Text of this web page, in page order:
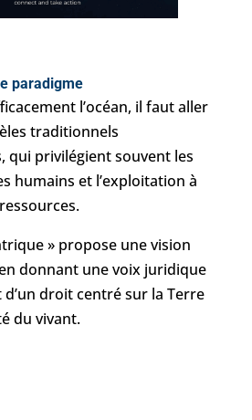
paradigme
l’océan, il faut aller
traditionnels
qui privilégient souvent les
humains et l’exploitation à
» propose une vision
donnant une voix juridique
d’un droit centré sur la Terre
du vivant.